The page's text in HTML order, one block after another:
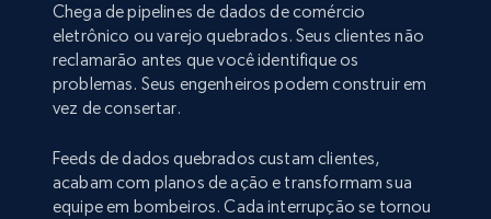
Chega de pipelines de dados de comércio
eletrônico ou varejo quebrados. Seus clientes não
reclamarão antes que você identifique os
problemas. Seus engenheiros podem construir em
vez de consertar.
Feeds de dados quebrados custam clientes,
acabam com planos de ação e transformam sua
equipe em bombeiros. Cada interrupção se tornou